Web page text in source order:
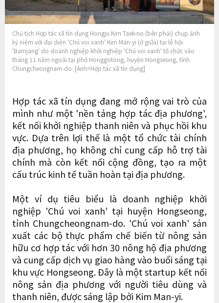
Chủ tịch Hợp tác xã tín dụng Hongju Kim Taek-no (bên phải) chụp ảnh
kỷ niệm với đại diện 'Chú voi xanh' Kim Man-yi (ở giữa) tại lễ hội
'Bamjang' do doanh nghiệp khởi nghiệp 'Chú voi xanh' tổ chức vào
tháng 11 năm ngoái tại phố Honggotong, huyện Hongseong, tỉnh
Chungcheongnam-do. [Ảnh=Hợp tác xã tín dụng]
Hợp tác xã tín dụng đang mở rộng vai trò của
mình như một 'nền tảng hợp tác địa phương',
kết nối khởi nghiệp thanh niên và phục hồi khu
vực. Dựa trên lợi thế là một tổ chức tài chính
địa phương, họ không chỉ cung cấp hỗ trợ tài
chính mà còn kết nối cộng đồng, tạo ra một
cấu trúc kinh tế tuần hoàn tại địa phương.
Một ví dụ tiêu biểu là doanh nghiệp khởi
nghiệp 'Chú voi xanh' tại huyện Hongseong,
tỉnh Chungcheongnam-do. 'Chú voi xanh' sản
xuất các bộ thực phẩm chế biến từ nông sản
hữu cơ hợp tác với hơn 30 nông hộ địa phương
và cung cấp dịch vụ giao hàng vào buổi sáng tại
khu vực Hongseong. Đây là một startup kết nối
nông sản địa phương với người tiêu dùng và
thanh niên, được sáng lập bởi Kim Man-yi.